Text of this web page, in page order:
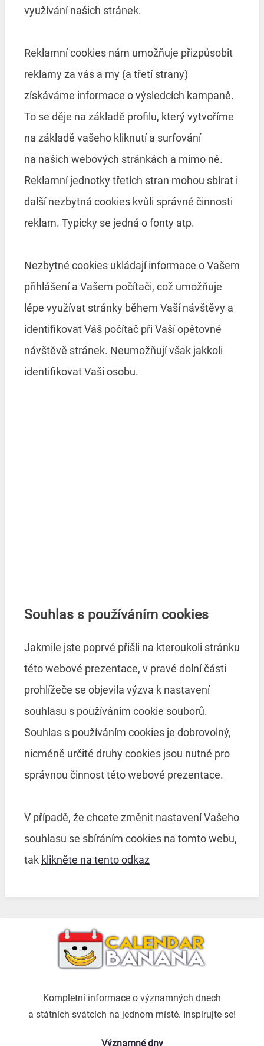
využívání našich stránek.
Reklamní cookies nám umožňuje přizpůsobit
reklamy za vás a my (a třetí strany)
získáváme informace o výsledcích kampaně.
To se děje na základě profilu, který vytvoříme
na základě vašeho kliknutí a surfování
na našich webových stránkách a mimo ně.
Reklamní jednotky třetích stran mohou sbírat i
další nezbytná cookies kvůli správné činnosti
reklam. Typicky se jedná o fonty atp.
Nezbytné cookies ukládají informace o Vašem
přihlášení a Vašem počítači, což umožňuje
lépe využívat stránky během Vaší návštěvy a
identifikovat Váš počítač při Vaší opětovné
návštěvě stránek. Neumožňují však jakkoli
identifikovat Vaši osobu.
Souhlas s používáním cookies
Jakmile jste poprvé přišli na kteroukoli stránku
této webové prezentace, v pravé dolní části
prohlížeče se objevila výzva k nastavení
souhlasu s používáním cookie souborů.
Souhlas s používáním cookies je dobrovolný,
nicméně určité druhy cookies jsou nutné pro
správnou činnost této webové prezentace.
V případě, že chcete změnit nastavení Vašeho
souhlasu se sbíráním cookies na tomto webu,
tak klikněte na tento odkaz
Kompletní informace o významných dnech
a státních svátcích na jednom místě. Inspirujte se!
Významné dny